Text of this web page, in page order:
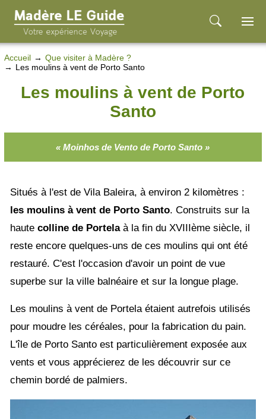
Accueil
Que visiter à Madère ?
Les moulins à vent de Porto Santo
Les moulins à vent de Porto
Santo
« Moinhos de Vento de Porto Santo »
Situés à l'est de Vila Baleira, à environ 2 kilomètres :
les moulins à vent de Porto Santo. Construits sur la
haute colline de Portelaà la fin du XVIIIème siècle, il
reste encore quelques-uns de ces moulins qui ont été
restauré. C'est l'occasion d'avoir un point de vue
superbe sur la ville balnéaire et sur la longue plage.
Les moulins à vent de Portela étaient autrefois utilisés
pour moudre les céréales, pour la fabrication du pain.
L'île de Porto Santo est particulièrement exposée aux
vents et vous apprécierez de les découvrir sur ce
chemin bordé de palmiers.